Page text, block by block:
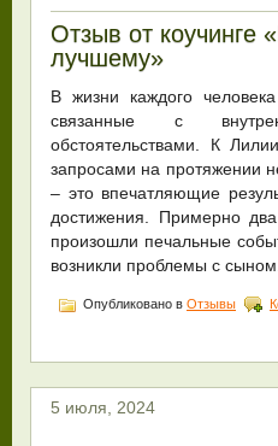
Отзыв от коучинге
лучшему»
В жизни каждого
связанные с
обстоятельствами. К
запросами на протяжении
– это впечатляющие
достижения. Примерно
произошли печальные
возникли проблемы с
Опубликовано в Отзывы
5 июля, 2024